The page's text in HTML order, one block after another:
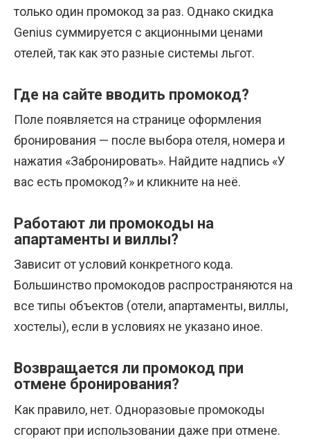
только один промокод за раз. Однако скидка
Genius суммируется с акционными ценами
отелей, так как это разные системы льгот.
Где на сайте вводить промокод?
Поле появляется на странице оформления
бронирования — после выбора отеля, номера и
нажатия «Забронировать». Найдите надпись «У
вас есть промокод?» и кликните на неё.
Работают ли промокоды на
апартаменты и виллы?
Зависит от условий конкретного кода.
Большинство промокодов распространяются на
все типы объектов (отели, апартаменты, виллы,
хостелы), если в условиях не указано иное.
Возвращается ли промокод при
отмене бронирования?
Как правило, нет. Одноразовые промокоды
сгорают при использовании даже при отмене.